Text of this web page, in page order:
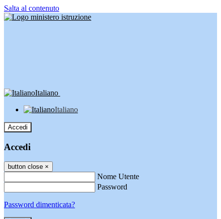
Salta al contenuto
Italiano
Italiano
Accedi
Accedi
button close ×
Nome Utente
Password
Password dimenticata?